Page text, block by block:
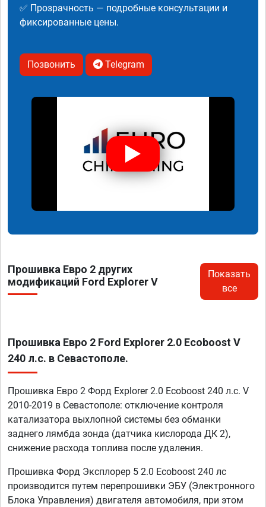
✅ Прозрачность — подробные консультации и
фиксированные цены.
Позвонить Telegram
Прошивка Евро 2 других
модификаций Ford Explorer V
Показать
все
Прошивка Евро 2 Ford Explorer 2.0 Ecoboost V
240 л.с. в Севастополе.
Прошивка Евро 2 Форд Explorer 2.0 Ecoboost 240 л.с. V
2010-2019 в Севастополе: отключение контроля
катализатора выхлопной системы без обманки
заднего лямбда зонда (датчика кислорода ДК 2),
снижение расхода топлива после удаления.
Прошивка Форд Эксплорер 5 2.0 Ecoboost 240 лс
производится путем перепрошивки ЭБУ (Электронного
Блока Управления) двигателя автомобиля, при этом